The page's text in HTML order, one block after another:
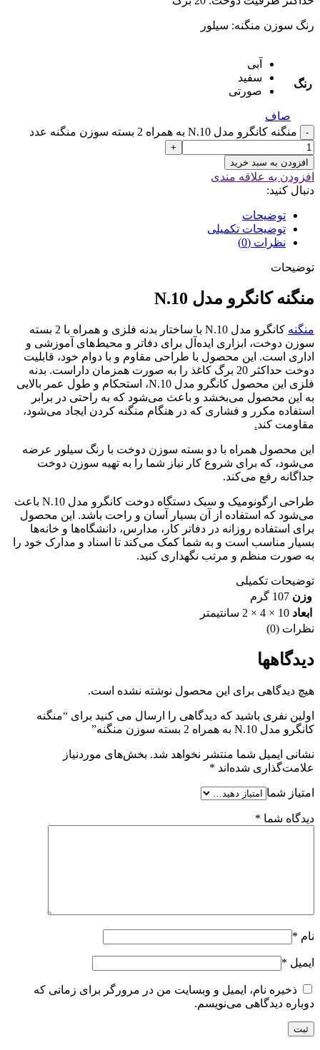
رنگ سوزن منگنه: سیلور
رنگ
آبی
سفید
صورتی
صاف
- منگنه کانگرو مدل N.10 به همراه 2 بسته سوزن منگنه عدد
+
افزودن به سبد خرید
افزودن به علاقه مندی
دنبال کنید:
توضیحات
توضیحات تکمیلی
نظرات (0)
توضیحات
منگنه کانگرو مدل N.10
منگنه
کانگرو مدل N.10 با ساختار بدنه فلزی و همراه با 2 بسته
سوزن دوخت، ابزاری ایده‌آل برای دفاتر و محیط‌های آموزشی و
اداری است. این محصول با طراحی مقاوم و با دوام خود، قابلیت
دوخت حداکثر 20 برگ کاغذ را به صورت همزمان داراست. بدنه
فلزی این محصول کانگرو مدل N.10، استحکام و طول عمر بالایی
به این محصول می‌بخشد و باعث می‌شود که به راحتی در برابر
استفاده مکرر و فشاری که در هنگام منگنه کردن ایجاد می‌شود،
مقاومت کند.
این محصول همراه با دو بسته سوزن دوخت با رنگ سیلور عرضه
می‌شود، که برای شروع کار نیاز شما را به تهیه سوزن دوخت
جداگانه رفع می‌کند.
طراحی ارگونومیک و سبک دستگاه دوخت کانگرو مدل N.10 باعث
می‌شود که استفاده از آن بسیار آسان و راحت باشد. این محصول
برای استفاده روزانه در دفاتر کار، مدارس، دانشگاه‌ها و خانه‌ها
بسیار مناسب است و به شما کمک می‌کند تا اسناد و مدارک خود را
به صورت منظم و مرتب نگهداری کنید.
توضیحات تکمیلی
وزن 107 گرم
ابعاد 10 × 4 × 2 سانتیمتر
نظرات (0)
دیدگاهها
هیچ دیدگاهی برای این محصول نوشته نشده است.
اولین نفری باشید که دیدگاهی را ارسال می کنید برای “منگنه
کانگرو مدل N.10 به همراه 2 بسته سوزن منگنه”
نشانی ایمیل شما منتشر نخواهد شد. بخش‌های موردنیاز
علامت‌گذاری شده‌اند *
امتیاز شما
دیدگاه شما *
نام *
ایمیل *
ذخیره نام، ایمیل و وبسایت من در مرورگر برای زمانی که
دوباره دیدگاهی می‌نویسم.